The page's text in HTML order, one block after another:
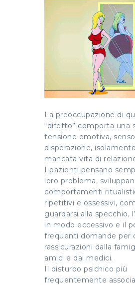
La preoccupazione di
“difetto” comporta una
tensione emotiva,
disperazione,
mancata vita di
I pazienti pensano
loro problema,
comportamenti
ripetitivi e ossessivi,
guardarsi alla specchio,
in modo eccessivo e il
frequenti domande per
rassicurazioni dalla
amici e dai medici.
Il disturbo psichico più
frequentemente